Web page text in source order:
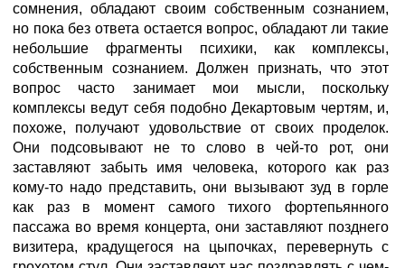
сомнения, обладают своим собственным сознанием,
но пока без ответа остается вопрос, обладают ли такие
небольшие фрагменты психики, как комплексы,
собственным сознанием. Должен признать, что этот
вопрос часто занимает мои мысли, поскольку
комплексы ведут себя подобно Декартовым чертям, и,
похоже, получают удовольствие от своих проделок.
Они подсовывают не то слово в чей-то рот, они
заставляют забыть имя человека, которого как раз
кому-то надо представить, они вызывают зуд в горле
как раз в момент самого тихого фортепьянного
пассажа во время концерта, они заставляют позднего
визитера, крадущегося на цыпочках, перевернуть с